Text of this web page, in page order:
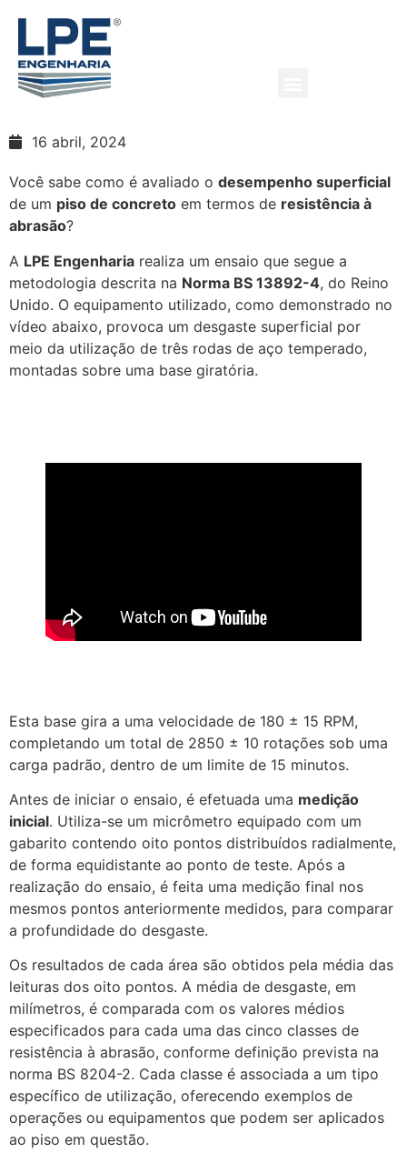
Ensaio de resistência à
abrasão em pisos
industriais
16 abril, 2024
Você sabe como é avaliado o desempenho superficial
de um piso de concreto em termos de resistência à
abrasão?
A LPE Engenharia realiza um ensaio que segue a
metodologia descrita na Norma BS 13892-4, do Reino
Unido. O equipamento utilizado, como demonstrado no
vídeo abaixo, provoca um desgaste superficial por
meio da utilização de três rodas de aço temperado,
montadas sobre uma base giratória.
Esta base gira a uma velocidade de 180 ± 15 RPM,
completando um total de 2850 ± 10 rotações sob uma
carga padrão, dentro de um limite de 15 minutos.
Antes de iniciar o ensaio, é efetuada uma medição
inicial. Utiliza-se um micrômetro equipado com um
gabarito contendo oito pontos distribuídos radialmente,
de forma equidistante ao ponto de teste. Após a
realização do ensaio, é feita uma medição final nos
mesmos pontos anteriormente medidos, para comparar
a profundidade do desgaste.
Os resultados de cada área são obtidos pela média das
leituras dos oito pontos. A média de desgaste, em
milímetros, é comparada com os valores médios
especificados para cada uma das cinco classes de
resistência à abrasão, conforme definição prevista na
norma BS 8204-2. Cada classe é associada a um tipo
específico de utilização, oferecendo exemplos de
operações ou equipamentos que podem ser aplicados
ao piso em questão.